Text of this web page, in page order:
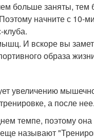
больше заняты, тем
начните с 10-
И вскоре вы
образа
увеличению
а после нее.
темпе, поэтому
называют